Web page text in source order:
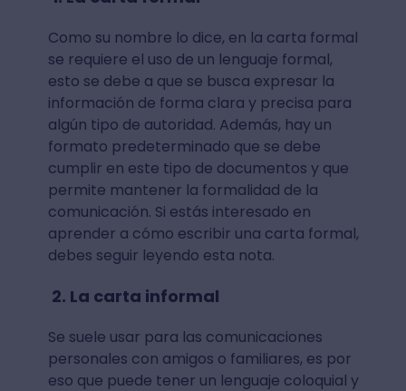
Como su nombre lo dice, en la carta formal
se requiere el uso de un lenguaje formal,
esto se debe a que se busca expresar la
información de forma clara y precisa para
algún tipo de autoridad. Además, hay un
formato predeterminado que se debe
cumplir en este tipo de documentos y que
permite mantener la formalidad de la
comunicación. Si estás interesado en
aprender a cómo escribir una carta formal,
debes seguir leyendo esta nota.
2. La carta informal
Se suele usar para las comunicaciones
personales con amigos o familiares, es por
eso que puede tener un lenguaje coloquial y